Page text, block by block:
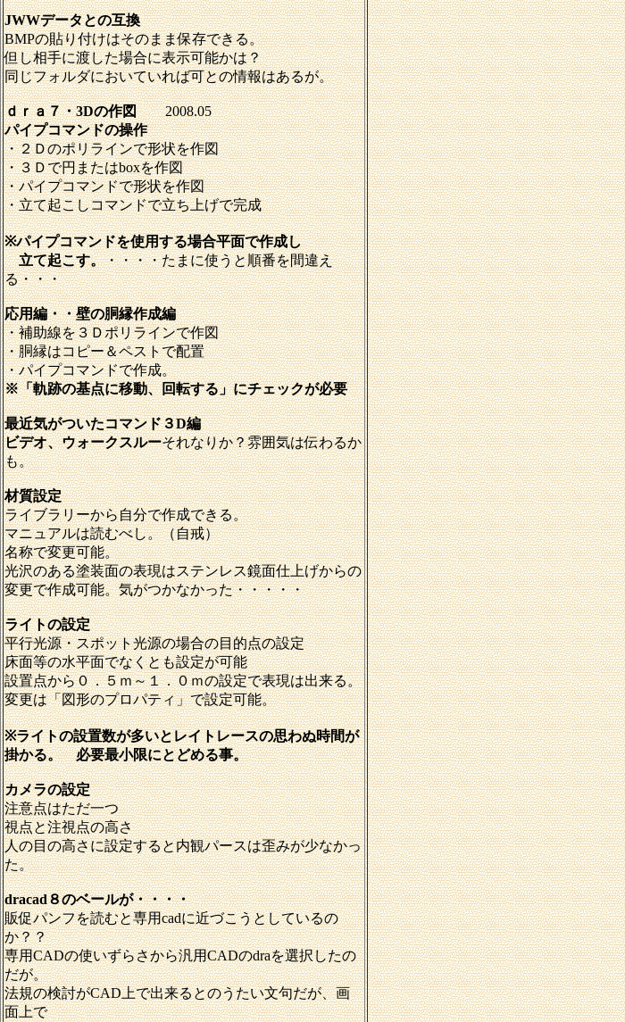
JWWデータとの互換
BMPの貼り付けはそのまま保存できる。
但し相手に渡した場合に表示可能かは？
同じフォルダにおいていれば可との情報はあるが。
ｄｒａ７・3Dの作図2008.05
パイプコマンドの操作
・２Ｄのポリラインで形状を作図
・３Ｄで円またはboxを作図
・パイプコマンドで形状を作図
・立て起こしコマンドで立ち上げで完成
※パイプコマンドを使用する場合平面で作成し
立て起こす。・・・・たまに使うと順番を間違え
る・・・
応用編・・壁の胴縁作成編
・補助線を３Ｄポリラインで作図
・胴縁はコピー＆ペストで配置
・パイプコマンドで作成。
※「軌跡の基点に移動、回転する」にチェックが必要
最近気がついたコマンド３D編
ビデオ、ウォークスルーそれなりか？雰囲気は伝わるか
も。
材質設定
ライブラリーから自分で作成できる。
マニュアルは読むべし。（自戒）
名称で変更可能。
光沢のある塗装面の表現はステンレス鏡面仕上げからの
変更で作成可能。気がつかなかった・・・・・
ライトの設定
平行光源・スポット光源の場合の目的点の設定
床面等の水平面でなくとも設定が可能
設置点から０．５ｍ～１．０ｍの設定で表現は出来る。
変更は「図形のプロパティ」で設定可能。
※ライトの設置数が多いとレイトレースの思わぬ時間が
掛かる。 必要最小限にとどめる事。
カメラの設定
注意点はただ一つ
視点と注視点の高さ
人の目の高さに設定すると内観パースは歪みが少なかっ
た。
dracad８のベールが・・・・
販促パンフを読むと専用cadに近づこうとしているの
か？？
専用CADの使いずらさから汎用CADのdraを選択したの
だが。
法規の検討がCAD上で出来るとのうたい文句だが、画
面上で